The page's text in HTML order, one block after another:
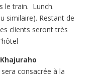
le train. Lunch.
similaire). Restant de
clients seront très
consacrée à la